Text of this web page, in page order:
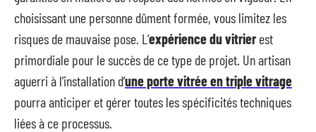
choisissant une personne dûment formée, vous limitez les
risques de mauvaise pose. L’expérience du vitrierest
primordiale pour le succès de ce type de projet. Un artisan
aguerri à l’installation d’une porte vitrée en triple vitrage
pourra anticiper et gérer toutes les spécificités techniques
liées à ce processus.